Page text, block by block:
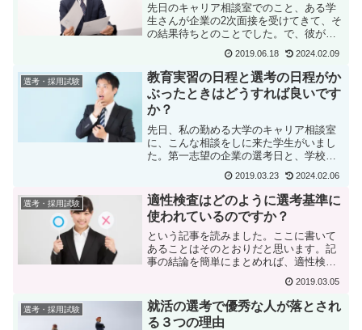
先日のキャリア相談室でのこと、ある学
生さんが企業の2次面接を受けてきて、そ
の結果待ちとのことでした。で、彼が言
たんですが、彼はすぐ結果通知が来たの
に、僕にはなかなか来ないんですよ。ど
うしてですか？なるほど...
2019.06.18 2024.02.09
選考・採用試験
教育実習の日程と選考の日程がか
ぶったときはどうすれば良いです
か？
先日、私の勤める大学のキャリア相談室
に、こんな相談をしに来た学生がいまし
た。第一志望の企業の選考日と、学校の
いました！ 企業にはもう選考に行くと
言ってしまったのですが。。。さあ、困
りましたね。でもこういう...
2019.03.23 2024.02.06
選考・採用試験
適性検査はどのように選考基準に
使われているのですか？
という記事を読みました。ここに書いて
あることはそのとおりだと思います。記
事の結論を簡単にまとめれば、適性検査
にはいくつかの種類があり、その結果を
どのように選考基準に反映させるかは企
業それぞれの考え方次第である。という
ことです。企業それぞれと...
2019.03.05
選考・採用試験
就活の選考で優秀な人が落とされ
る３つの理由